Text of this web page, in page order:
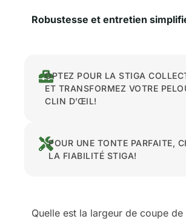
Robustesse et entretien
OPTEZ POUR LA STIGA
ET TRANSFORMEZ VOTRE
CLIN D’ŒIL!
POUR UNE TONTE PARFAITE,
LA FIABILITÉ STIGA!
Quelle est la largeur de coupe de